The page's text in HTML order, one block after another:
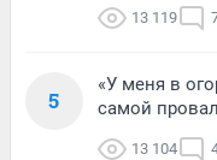
13 119
5
«У меня в
самой
13 104